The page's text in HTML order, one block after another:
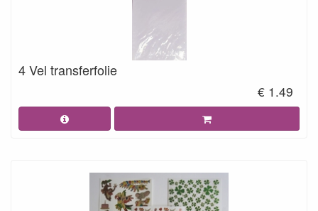
4 Vel transferfolie
€ 1.49